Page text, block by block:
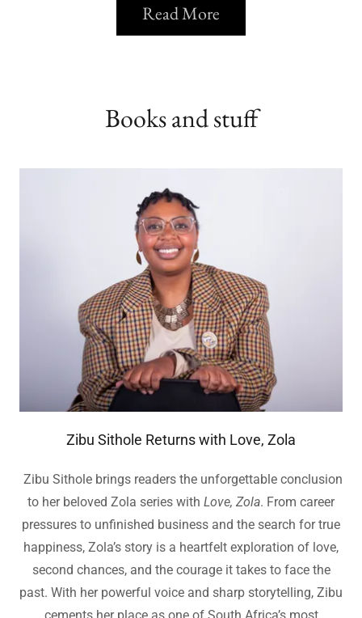
Read More
Books and stuff
Zibu Sithole Returns with Love, Zola
Zibu Sithole brings readers the unforgettable conclusion
to her beloved Zola series with Love, Zola. From career
pressures to unfinished business and the search for true
happiness, Zola’s story is a heartfelt exploration of love,
second chances, and the courage it takes to face the
past. With her powerful voice and sharp storytelling, Zibu